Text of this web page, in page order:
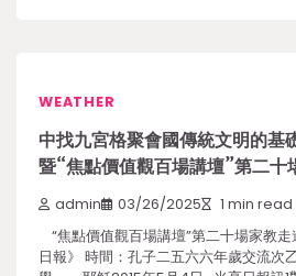
WEATHER
中找九宮格聚會國傳統文明的基
暨“焦點價值觀百場講壇”第二十
admin 03/26/2025 1 min read
“焦點價值觀百場講壇”第二十場家教
日報》 時間：孔子二五六六年歲交流